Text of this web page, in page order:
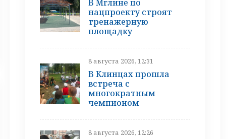
В Мглине по
нацпроекту строят
тренажерную
площадку
8 августа 2026, 12:31
В Клинцах прошла
встреча с
многократным
чемпионом
8 августа 2026, 12:26